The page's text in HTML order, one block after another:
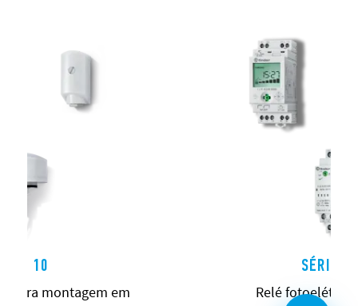
10
para montagem em
SÉRIE
Relé fotoelétrico